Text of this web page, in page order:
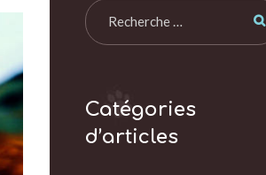
Catégories
d’articles